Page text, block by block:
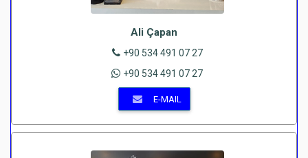
Ali Çapan
+90 534 491 07 27
+90 534 491 07 27
E-MAIL